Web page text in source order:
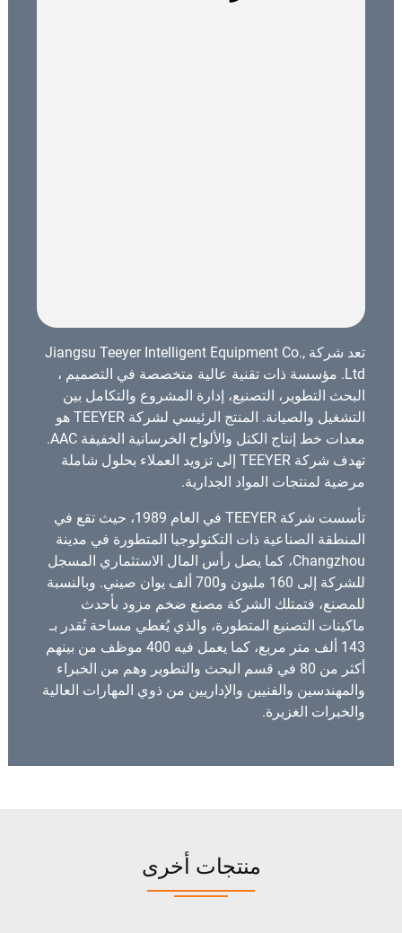
تعد شركة Jiangsu Teeyer Intelligent Equipment Co.,
Ltd. مؤسسة ذات تقنية عالية متخصصة في التصميم ،
البحث التطوير، التصنيع، إدارة المشروع والتكامل بين
التشغيل والصيانة. المنتج الرئيسي لشركة TEEYER هو
معدات خط إنتاج الكتل والألواح الخرسانية الخفيفة AAC.
تهدف شركة TEEYER إلى تزويد العملاء بحلول شاملة
مرضية لمنتجات المواد الجدارية.
تأسست شركة TEEYER في العام 1989، حيث تقع في
المنطقة الصناعية ذات التكنولوجيا المتطورة في مدينة
Changzhou، كما يصل رأس المال الاستثماري المسجل
للشركة إلى 160 مليون و700 ألف يوان صيني. وبالنسبة
للمصنع، فتمتلك الشركة مصنع ضخم مزود بأحدث
ماكينات التصنيع المتطورة، والذي يُغطي مساحة تُقدر بـ
143 ألف متر مربع، كما يعمل فيه 400 موظف من بينهم
أكثر من 80 في قسم البحث والتطوير وهم من الخبراء
والمهندسين والفنيين والإداريين من ذوي المهارات العالية
والخبرات الغزيرة.
منتجات أخرى